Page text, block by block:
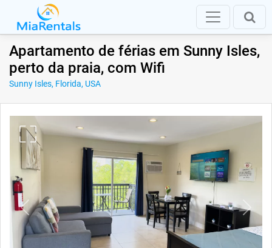
Apartamento de férias em Sunny Isles,
perto da praia, com Wifi
Sunny Isles, Florida, USA
Previous Next